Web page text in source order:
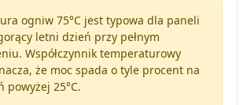
ogniw 75°C jest typowa dla paneli
letni dzień przy pełnym
Współczynnik temperaturowy
że moc spada o tyle procent na
powyżej 25°C.